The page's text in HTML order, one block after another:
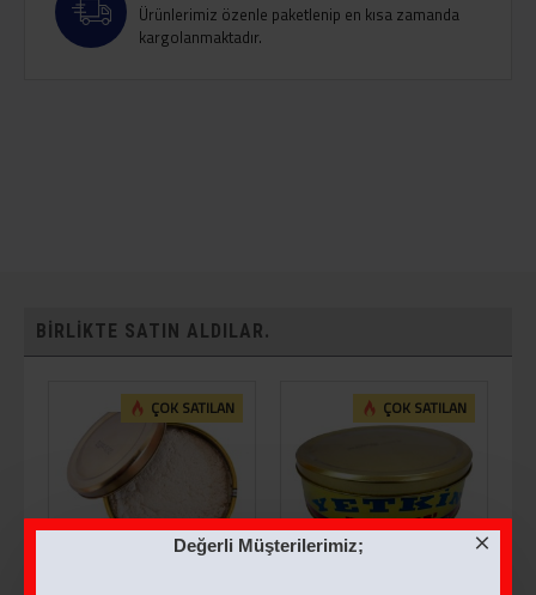
Değerli Müşterilerimiz;
Ürünlerimiz özenle paketlenip en kısa zamanda
kargolanmaktadır.
BIRLIKTE SATIN ALDILAR.
ÇOK SATILAN ÇOK SATILAN